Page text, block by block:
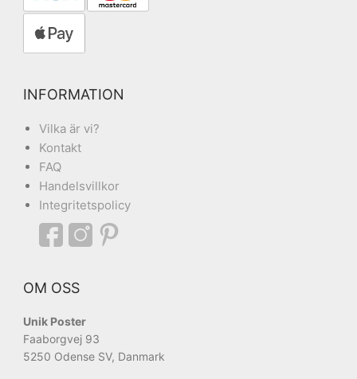
INFORMATION
Vilka är vi?
Kontakt
FAQ
Handelsvillkor
Integritetspolicy
OM OSS
Unik Poster
Faaborgvej 93
5250 Odense SV, Danmark